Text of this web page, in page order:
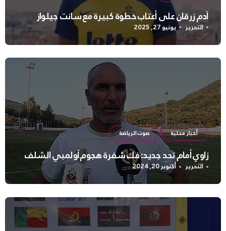
آدم زرقان على أعتاب خطوة كبيرة مع سانت جيلواز
التحرير يونيو 27, 2025
أخبار محلية صوت الرياضة
زاوي أمام تحدٍ جديد: فك شفرة هجوم أولمبي الشلف
التحرير أكتوبر 20, 2024